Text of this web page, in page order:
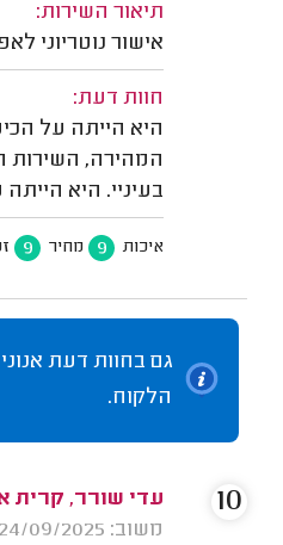
תיאור השירות:
אישור נוטריוני
חוות דעת:
היא הייתה על
המהירה, השירות
בעיניי. היא
איכות 9 מחיר 9
גם בחוות דעת
הלקוח.
עדי שורר, קרית
משוב: 24/09/2025
10